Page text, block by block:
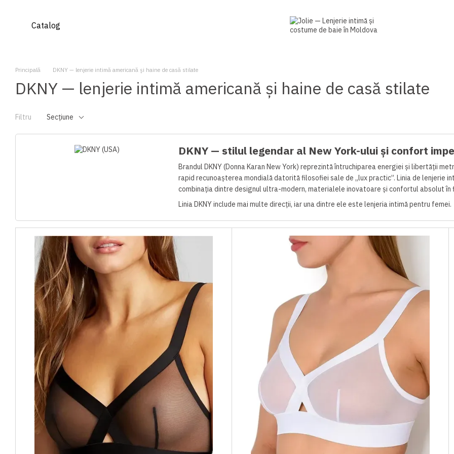
Catalog
Principală DKNY — lenjerie intimă americană și haine de casă stilate
DKNY — lenjerie intimă americană și haine de casă stilate
Filtru Seсțiune
DKNY — stilul legendar al New York-ului și confort
Brandul DKNY (Donna Karan New York) reprezintă întruchiparea energiei și libertății
rapid recunoașterea mondială datorită filosofiei sale de „lux practic”. Linia de lenjerie
combinația dintre designul ultra-modern, materialele inovatoare și confortul absolut în
Linia DKNY include mai multe direcții, iar una dintre ele este lenjeria intimă pentru femei.
Succesul modelelor de lenjerie DKNY se datorează confortului deosebit și potrivirii
croieli clasice, materiale de înaltă calitate, design inovator și o paletă de culori ultra-